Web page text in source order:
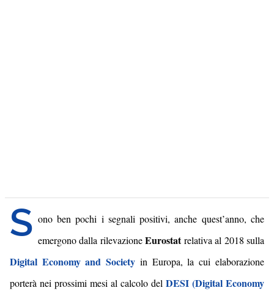
S ono ben pochi i segnali positivi, anche quest’anno, che
emergono dalla rilevazioneEurostatrelativa al 2018 sulla
Digital Economy and Society in Europa, la cui elaborazione
porterà nei prossimi mesi al calcolo del DESI (Digital Economy